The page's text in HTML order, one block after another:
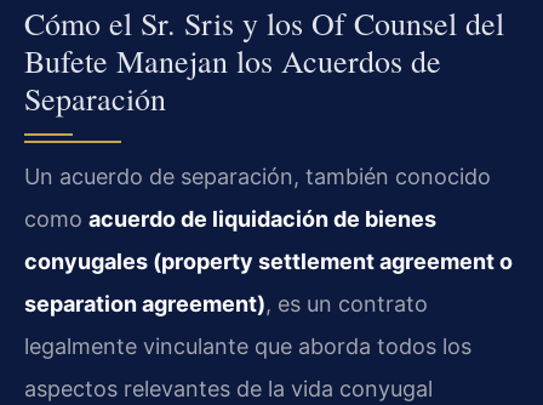
Cómo el Sr. Sris y los Of Counsel del
Bufete Manejan los Acuerdos de
Separación
Un acuerdo de separación, también conocido
como acuerdo de liquidación de bienes
conyugales (property settlement agreement o
separation agreement), es un contrato
legalmente vinculante que aborda todos los
aspectos relevantes de la vida conyugal